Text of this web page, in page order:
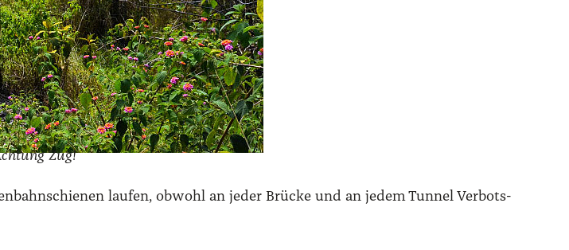
Zug!
lau­fen, obwohl an jeder Brü­cke und an jedem Tun­nel Ver­bots­